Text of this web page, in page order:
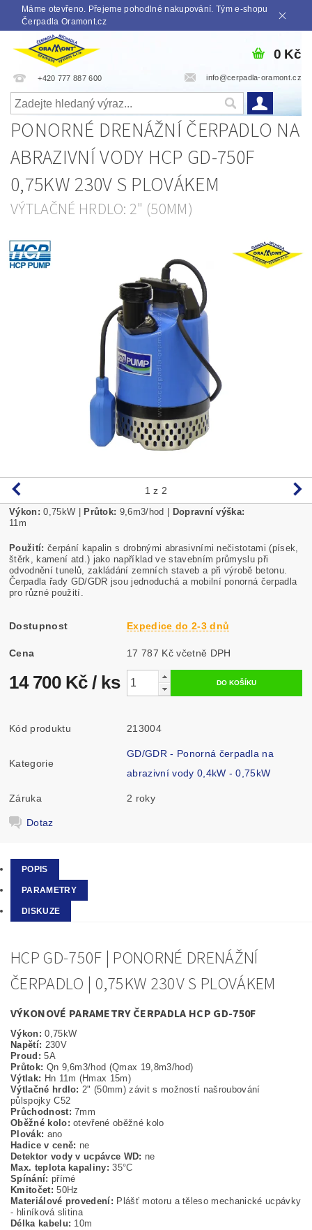
Máme otevřeno. Přejeme pohodlné nakupování. Tým e-shopu
Čerpadla Oramont.cz
+420 777 887 600 info@cerpadla-oramont.cz
0 Kč
PONORNÉ DRENÁŽNÍ ČERPADLO NA
ABRAZIVNÍ VODY HCP GD-750F
0,75KW 230V S PLOVÁKEM
VÝTLAČNÉ HRDLO: 2" (50MM)
1 z 2
Výkon:0,75 kW | Průtok: 9,6m3/hod |
Dopravní výška:
11m
Použití: čerpání kapalin s drobnými abrasivními nečistotami (písek,
štěrk, kamení atd.) jako například ve stavebním průmyslu při
odvodnění tunelů, zakládání zemních staveb a při výrobě betonu.
Čerpadla řady GD/GDR jsou jednoduchá a mobilní ponorná čerpadla
pro různé použití.
Dostupnost Expedice do 2-3 dnů
Cena 17 787 Kč včetně DPH
14 700 Kč/ ks
Kód produktu 213004
Kategorie
GD/GDR - Ponorná čerpadla na
abrazivní vody 0,4kW - 0,75kW
Záruka 2 roky
Dotaz
POPIS
PARAMETRY
DISKUZE
HCP GD-750F | PONORNÉ DRENÁŽNÍ
ČERPADLO | 0,75KW 230V S PLOVÁKEM
VÝKONOVÉ PARAMETRY ČERPADLA HCP GD-750F
Výkon: 0,75kW
Napětí: 230V
Proud: 5A
Průtok: Qn 9,6m3/hod (Qmax 19,8m3/hod)
Výtlak: Hn 11m (Hmax 15m)
Výtlačné hrdlo:2" (50mm) závit s možností našroubování
půlspojky C52
Průchodnost:7mm
Oběžné kolo: otevřené oběžné kolo
Plovák: ano
Hadice v ceně: ne
Detektor vody v ucpávce WD: ne
Max. teplota kapaliny:35°C
Spínání: přímé
Kmitočet:50Hz
Materiálové provedení: Plášť motoru a těleso mechanické ucpávky
- hliníková slitina
Délka kabelu: 10m